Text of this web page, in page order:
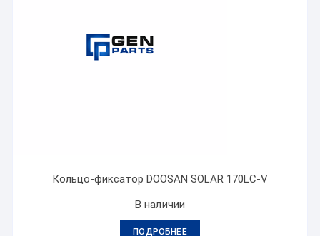
Кольцо-фиксатор DOOSAN SOLAR 170LC-V
В наличии
ПОДРОБНЕЕ